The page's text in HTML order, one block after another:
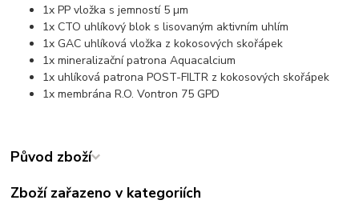
1x PP vložka s jemností 5 µm
1x CTO uhlíkový blok s lisovaným aktivním uhlím
1x GAC uhlíková vložka z kokosových skořápek
1x mineralizační patrona Aquacalcium
1x uhlíková patrona POST-FILTR z kokosových skořápek
1x membrána R.O. Vontron 75 GPD
Původ zboží
Zboží zařazeno v kategoriích